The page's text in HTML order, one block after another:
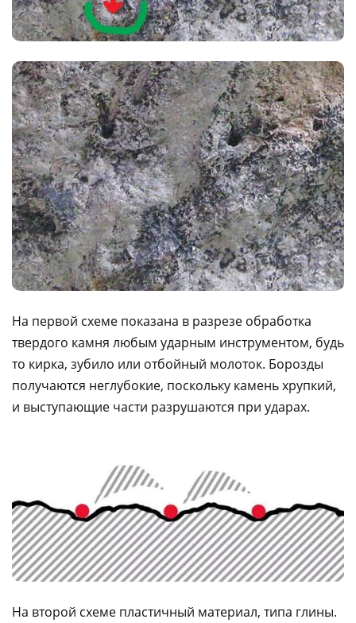
На первой схеме показана в разрезе обработка
твердого камня любым ударным инструментом, будь
то кирка, зубило или отбойный молоток. Борозды
получаются неглубокие, поскольку камень хрупкий,
и выступающие части разрушаются при ударах.
На второй схеме пластичный материал, типа глины.